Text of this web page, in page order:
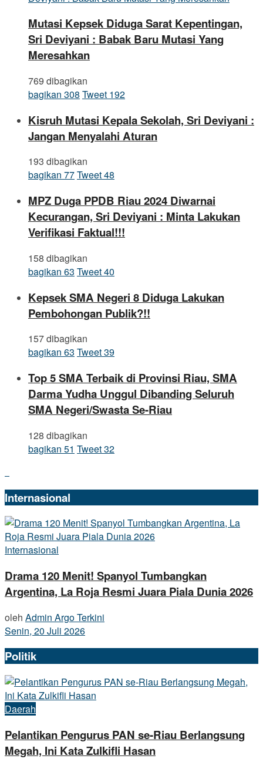
Mutasi Kepsek Diduga Sarat Kepentingan,
Sri Deviyani : Babak Baru Mutasi Yang
Meresahkan
769 dibagikan
bagikan 308 Tweet 192
Kisruh Mutasi Kepala Sekolah, Sri Deviyani :
Jangan Menyalahi Aturan
193 dibagikan
bagikan 77Tweet48
MPZ Duga PPDB Riau 2024 Diwarnai
Kecurangan, Sri Deviyani : Minta Lakukan
Verifikasi Faktual!!!
158 dibagikan
bagikan 63 Tweet40
Kepsek SMA Negeri 8 Diduga Lakukan
Pembohongan Publik?!!
157 dibagikan
bagikan 63 Tweet39
Top 5 SMA Terbaik di Provinsi Riau, SMA
Darma Yudha Unggul Dibanding Seluruh
SMA Negeri/Swasta Se-Riau
128 dibagikan
bagikan 51 Tweet32
Internasional
Internasional
Drama 120 Menit! Spanyol Tumbangkan
Argentina, La Roja Resmi Juara Piala Dunia 2026
oleh Admin Argo Terkini
Senin, 20 Juli 2026
Politik
Daerah
Pelantikan Pengurus PAN se-Riau Berlangsung
Megah, Ini Kata Zulkifli Hasan